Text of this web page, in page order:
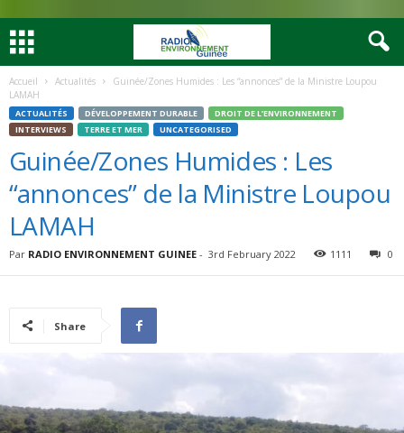
Accueil Actualités
Guinée/Zones Humides : Les “annonces” de la Ministre Loupou
LAMAH
ACTUALITÉS DÉVELOPPEMENT DURABLE
DROIT DE L’ENVIRONNEMENT
INTERVIEWS
TERRE ET MER UNCATEGORISED
Guinée/Zones Humides : Les
“annonces” de la Ministre Loupou
LAMAH
Par RADIO ENVIRONNEMENT GUINEE - 3rd February 2022 1111 0
Share